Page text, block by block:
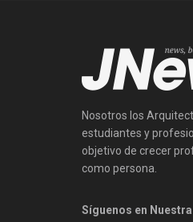
Nosotros los
estudiantes y
objetivo de crecer
como persona.
Síguenos en